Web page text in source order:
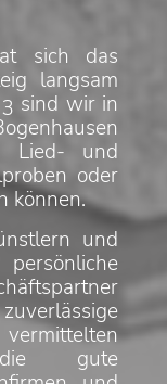
sich das
langsam
sind wir in
Lied- und
oder
können.
und
gute